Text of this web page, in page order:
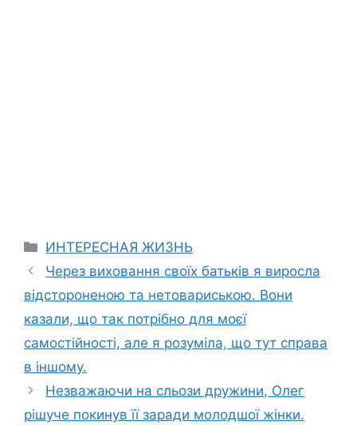
Categories
ИНТЕРЕСНАЯ ЖИЗНЬ
Через виховання своїх батьків я виросла
відстороненою та нетовариською. Вони
казали, що так потрібно для моєї
самостійності, але я розуміла, що тут справа
в іншому.
Незважаючи на сльози дружини, Олег
рішуче покинув її заради молодшої жінки.